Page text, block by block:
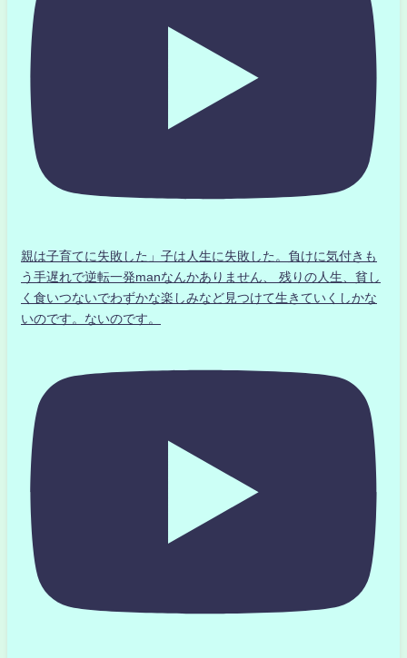
親は子育てに失敗した」子は人生に失敗した。負けに気付きも
う手遅れで逆転一発manなんかありません、 残りの人生、貧し
く食いつないでわずかな楽しみなど見つけて生きていくしかな
いのです。ないのです。